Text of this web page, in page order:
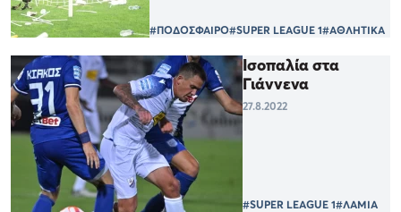
#ΠΟΔΟΣΦΑΙΡΟ#SUPER LEAGUE 1#ΑΘΛΗΤΙΚΑ
Ισοπαλία στα
Γιάννενα
27.8.2022
#SUPER LEAGUE 1#ΛΑΜΙΑ